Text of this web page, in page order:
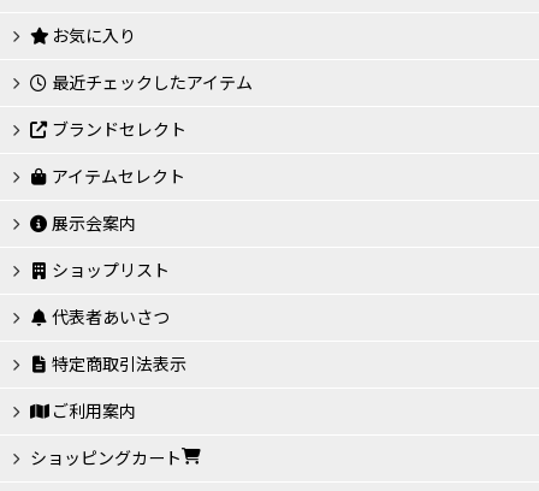
お気に入り
最近チェックしたアイテム
ブランドセレクト
アイテムセレクト
展示会案内
ショップリスト
代表者あいさつ
特定商取引法表示
ご利用案内
ショッピングカート